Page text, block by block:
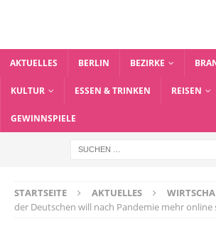
AKTUELLES BERLIN BEZIRKE
KULTUR ESSEN & TRINKEN REISEN
GEWINNSPIELE
STARTSEITE AKTUELLES
der Deutschen will nach Pandemie mehr online